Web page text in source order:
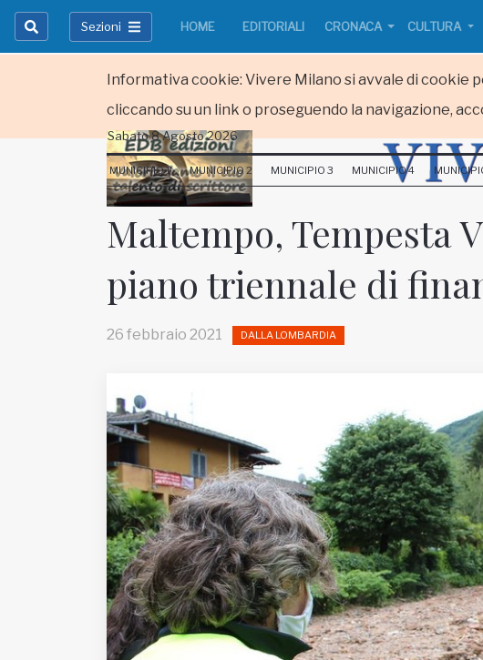
Informativa cookie: Vivere Milano si avvale di cookie
cliccando su un link o proseguendo la navigazione,
Sezioni HOME EDITORIALI CRONACA CULTURA
Inviateci le vostre segnalazioni
Iscriviti alla newsletter
Fondato e diretto da Enzo De
EDB edizioni - Via Brivio angolo C.
Imbonati, 89 20159 Milano (Italia)
Informativa sulla privacy
Sabato 8 Agosto 2026
MUNICIPIO 1 MUNICIPIO 2 MUNICIPIO 3 MUNICIPIO 4
Maltempo, Tempesta
piano triennale di
26 febbraio 2021 DALLA LOMBARDIA